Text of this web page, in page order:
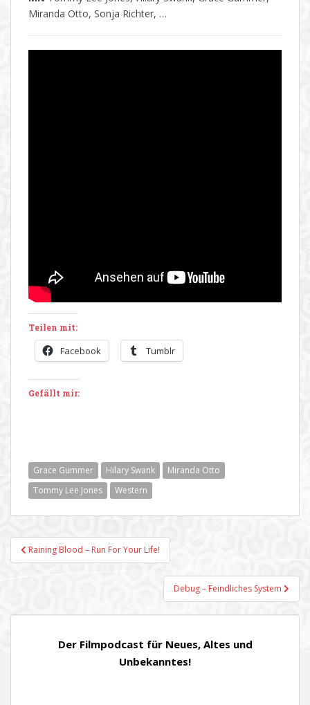
Miranda Otto, Sonja Richter, …
Teilen mit:
Facebook Tumblr
Gefällt mir:
Grace Gummer Hilary Swank
Miranda Otto
Tommy Lee Jones
Western
Beitragsnavigation
Raining Blood – Run For Your Life!
Debug – Feindliches System
Der Filmpodcast für Neues, Altes und
Unbekanntes!